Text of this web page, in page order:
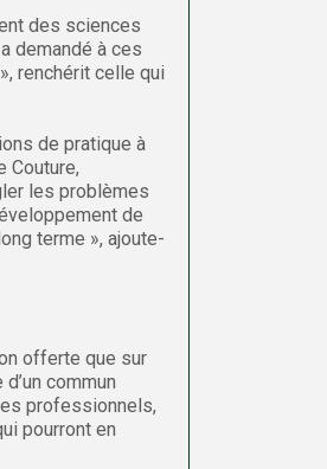
des sciences
demandé à ces
renchérit celle qui
de pratique à
Couture,
les problèmes
de
terme », ajoute-
offerte que sur
commun
professionnels,
pourront en